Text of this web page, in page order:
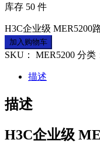
库存 50 件
H3C企业级 MER5200
加入购物车
SKU： MER5200 分类
描述
描述
H3C企业级